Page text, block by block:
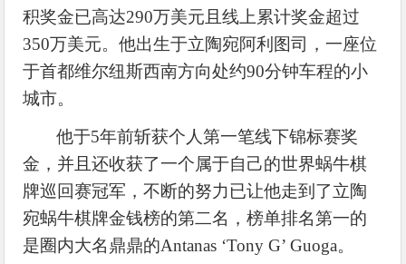
积奖金已高达290万美元且线上累计奖金超过
350万美元。他出生于立陶宛阿利图司，一座位
于首都维尔纽斯西南方向处约90分钟车程的小
城市。
他于5年前斩获个人第一笔线下锦标赛奖
金，并且还收获了一个属于自己的世界蜗牛棋
牌巡回赛冠军，不断的努力已让他走到了立陶
宛蜗牛棋牌金钱榜的第二名，榜单排名第一的
是圈内大名鼎鼎的Antanas ‘Tony G’ Guoga。